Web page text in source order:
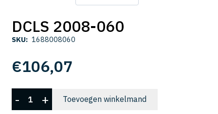
DCLS 2008-060
SKU: 1688008060
€106,07
DCLS
2008-
- + Toevoegen winkelmand